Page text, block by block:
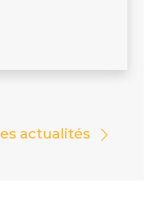
actualités